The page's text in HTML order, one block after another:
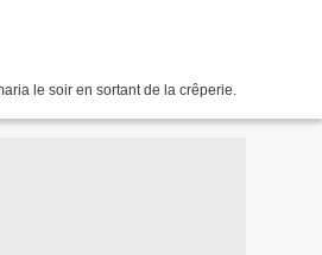
le soir en sortant de la crêperie.